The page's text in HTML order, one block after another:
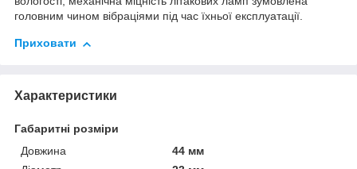
головним чином вібраціями під час їхньої експлуатації.
Приховати
Характеристики
Габаритні розміри
Довжина
44 мм